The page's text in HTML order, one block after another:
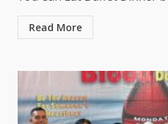
Read More